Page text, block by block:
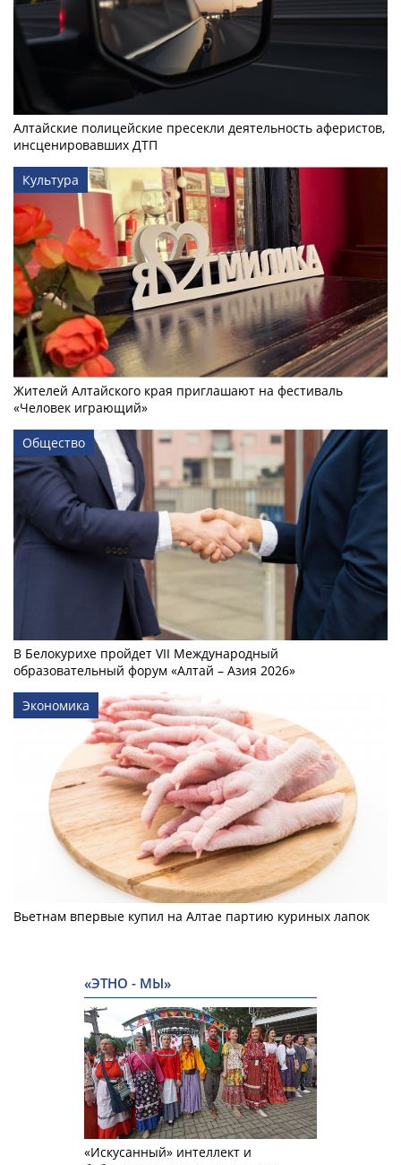
Алтайские полицейские пресекли деятельность аферистов,
инсценировавших ДТП
Культура
Жителей Алтайского края приглашают на фестиваль
«Человек играющий»
Общество
В Белокурихе пройдет VII Международный
образовательный форум «Алтай – Азия 2026»
Экономика
Вьетнам впервые купил на Алтае партию куриных лапок
«ЭТНО - МЫ»
«Искусанный» интеллект и